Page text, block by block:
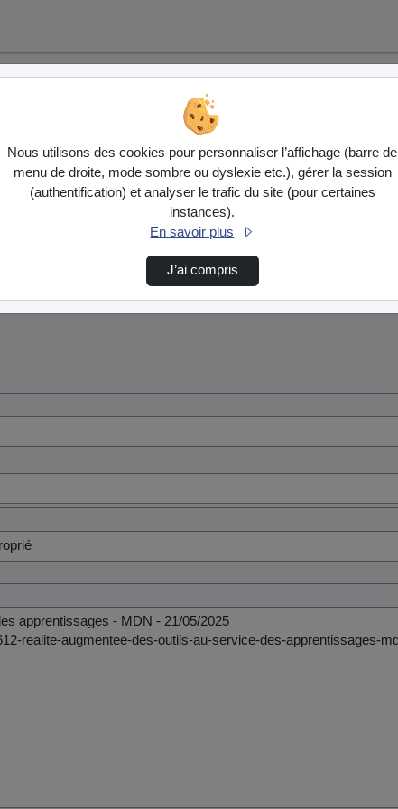
Nous utilisons des cookies pour personnaliser l’affichage (barre de
menu de droite, mode sombre ou dyslexie etc.), gérer la session
(authentification) et analyser le trafic du site (pour certaines
instances).
En savoir plus
J’ai compris